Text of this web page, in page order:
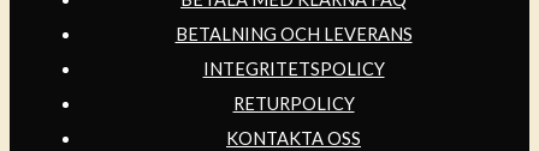
BETALNING OCH LEVERANS
INTEGRITETSPOLICY
RETURPOLICY
KONTAKTA OSS